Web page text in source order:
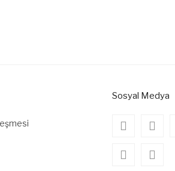
Sosyal Medya